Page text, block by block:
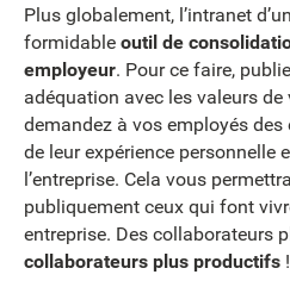
Plus globalement, l’intranet
formidable outil de
employeur. Pour ce faire,
adéquation avec les valeurs de
demandez à vos employés
de leur expérience personnelle
l’entreprise. Cela vous
publiquement ceux qui font
entreprise. Des collaborateurs
collaborateurs plus productifs !